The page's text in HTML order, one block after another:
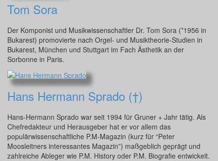
Tom Sora
Der Komponist und Musikwissenschaftler Dr. Tom Sora (*1956 in
Bukarest) promovierte nach Orgel- und Musiktheorie-Studien in
Bukarest, München und Stuttgart im Fach Ästhetik an der
Sorbonne in Paris.
Hans Hermann Sprado (†)
Hans-Hermann Sprado war seit 1994 für Gruner + Jahr tätig. Als
Chefredakteur und Herausgeber hat er vor allem das
populärwissenschaftliche P.M-Magazin (kurz für “Peter
Moosleitners interessantes Magazin”) maßgeblich geprägt und
zahlreiche Ableger wie P.M. History oder P.M. Biografie entwickelt.